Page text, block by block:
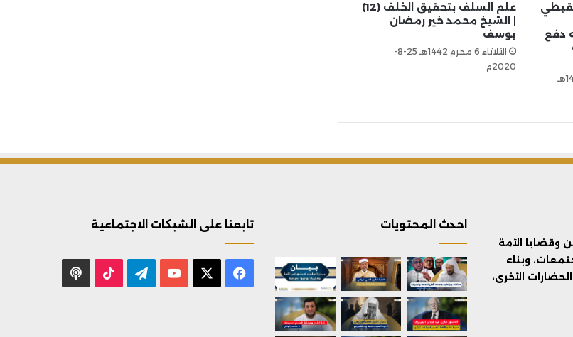
دفع
الثلاثاء 23 جمادى الأولى 1440هـ
علم السلف بتحقيق الخلف (12)
| الشيخ محمد خير رمضان
يوسف
الثلاثاء 6 محرم 1442هـ 25-8-
2020م
وقضايا الأمة
وبناء
الأخرى،
احدث المحتويات تابعنا على الشبكات الاجتماعية
فيسبوك يوتيوب تيلقرام ‫TikTok